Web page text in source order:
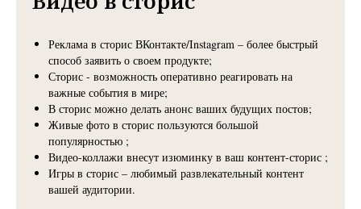
Реклама в сторис ВКонтакте/Instagram – более быстрый
способ заявить о своем продукте;
Сторис - возможность оперативно реагировать на
важные события в мире;
В сторис можно делать анонс ваших будущих постов;
Живые фото в сторис пользуются большой
популярностью ;
Видео-коллажи внесут изюминку в ваш контент-сторис ;
Игры в сторис – любимый развлекательный контент
вашей аудитории.